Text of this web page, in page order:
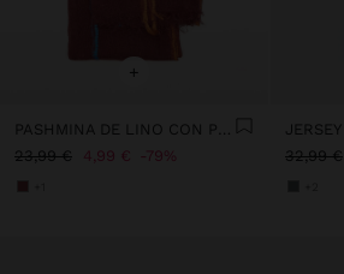
+
23,99 €
4,99 € 79%
32,99 €